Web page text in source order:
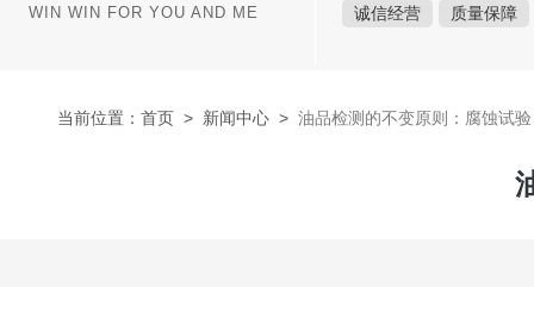
WIN WIN FOR YOU AND ME 诚信经营 质量保障
当前位置： 首页 > 新闻中心 > 油品检测的不变原则：腐蚀试验